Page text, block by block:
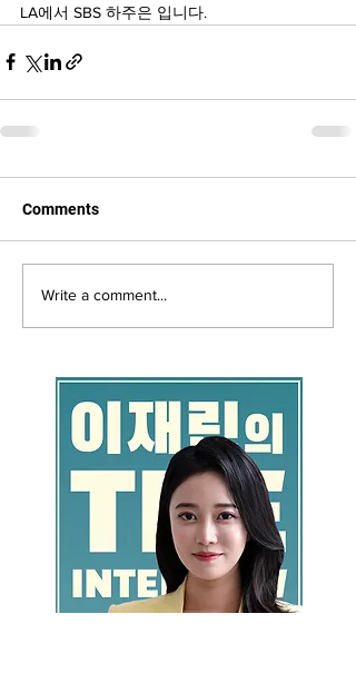
LA에서 SBS 하주은 입니다.
Comments
Write a comment...